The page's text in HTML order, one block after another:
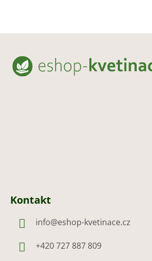
Z
Kontakt
info@eshop-kvetinace.cz
+420 727 887 809